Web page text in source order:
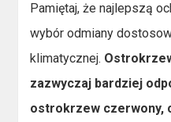
Pamiętaj, że najlepszą
wybór odmiany
klimatycznej.
zazwyczaj bardziej
ostrokrzew czerwony,